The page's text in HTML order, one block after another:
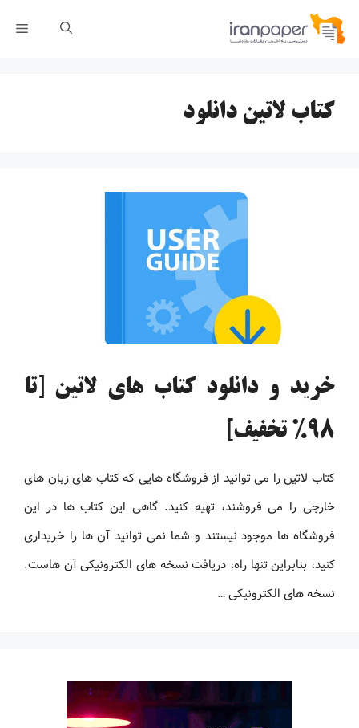
پرش
کتاب لاتین دانلود
خرید و دانلود کتاب های لاتین [تا
98% تخفیف]
کتاب لاتین را می توانید از فروشگاه هایی که کتاب های زبان های
خارجی را می فروشند، تهیه کنید. گاهی این کتاب ها در این
فروشگاه ها موجود نیستند و شما نمی توانید آن ها را خریداری
کنید، بنابراین تنها راه، دریافت نسخه های الکترونیکی آن هاست.
نسخه های الکترونیکی …